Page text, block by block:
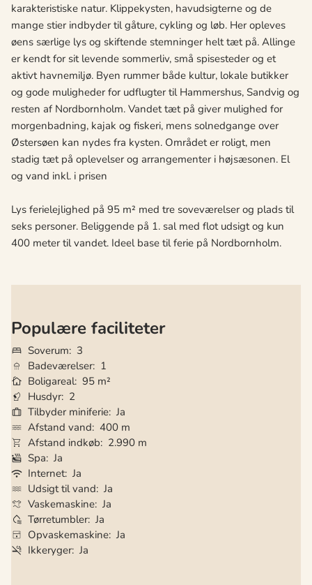
karakteristiske natur. Klippekysten, havudsigterne og de
mange stier indbyder til gåture, cykling og løb. Her opleves
øens særlige lys og skiftende stemninger helt tæt på. Allinge
er kendt for sit levende sommerliv, små spisesteder og et
aktivt havnemiljø. Byen rummer både kultur, lokale butikker
og gode muligheder for udflugter til Hammershus, Sandvig og
resten af Nordbornholm. Vandet tæt på giver mulighed for
morgenbadning, kajak og fiskeri, mens solnedgange over
Østersøen kan nydes fra kysten. Området er roligt, men
stadig tæt på oplevelser og arrangementer i højsæsonen. El
og vand inkl. i prisen
Lys ferielejlighed på 95 m² med tre soveværelser og plads til
seks personer. Beliggende på 1. sal med flot udsigt og kun
400 meter til vandet. Ideel base til ferie på Nordbornholm.
Populære faciliteter
Soverum
3
Badeværelser 1
Boligareal 95 m²
Husdyr 2
Tilbyder miniferie Ja
Afstand vand 400 m
Afstand indkøb
2.990 m
Spa Ja
Internet Ja
Udsigt til vand Ja
Vaskemaskine Ja
Tørretumbler Ja
Opvaskemaskine Ja
Ikkeryger Ja